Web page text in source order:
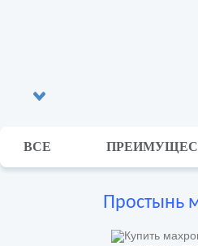
ВСЕ
Простынь